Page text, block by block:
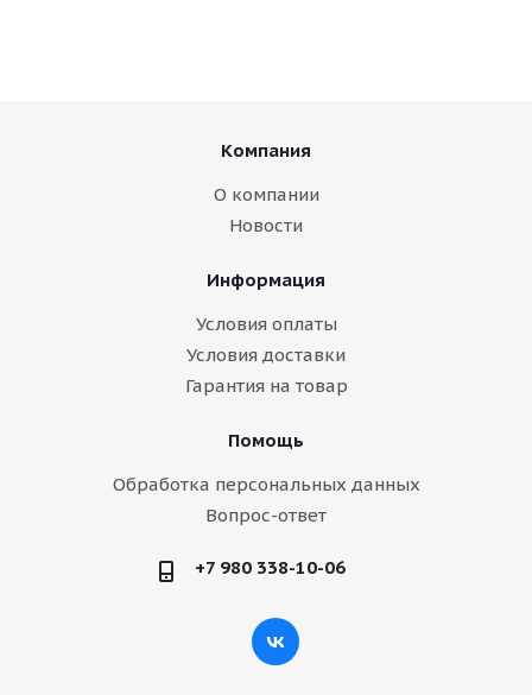
Компания
О компании
Новости
Информация
Условия оплаты
Условия доставки
Гарантия на товар
Помощь
Обработка персональных данных
Вопрос-ответ
+7 980 338-10-06